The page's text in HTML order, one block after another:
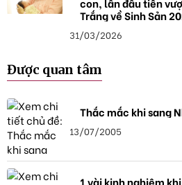
Trắng về Sinh Sản
31/03/2026
Được quan tâm
Thắc mắc khi sang
13/07/2005
1 vài kinh nghiệm